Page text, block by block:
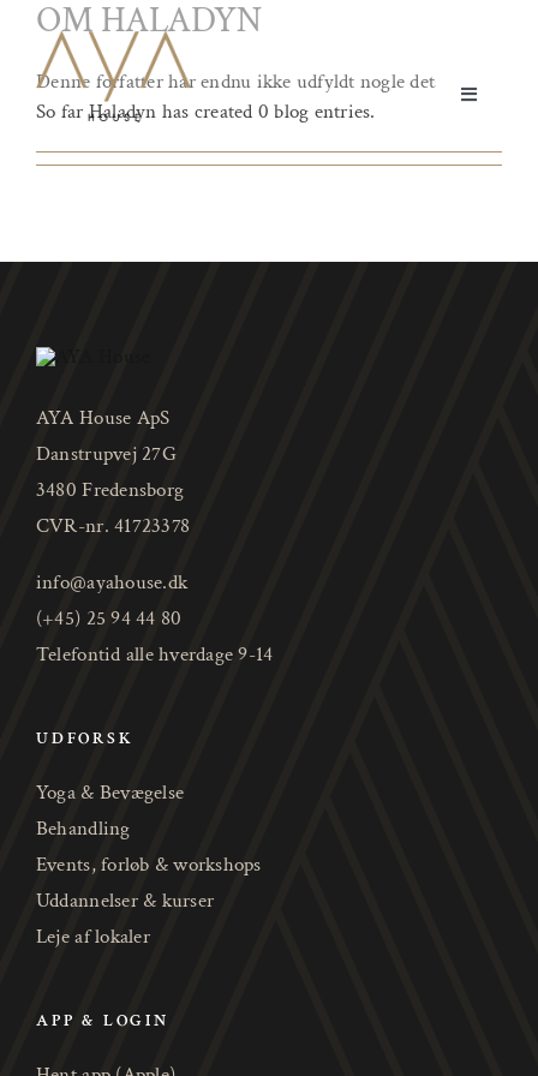
content
Toggle
Yoga & Bevægelse
Events
OMHALADYN
Denne forfatter har endnu ikke udfyldt nogle detaljer.
So far Haladyn has created 0 blog entries.
AYA House ApS
Danstrupvej 27G
3480 Fredensborg
CVR-nr. 41723378
info@ayahouse.dk
(+45) 25 94 44 80
Telefontid alle hverdage 9-14
UDFORSK
Yoga & Bevægelse
Behandling
Events, forløb & workshops
Uddannelser & kurser
Leje af lokaler
APP & LOGIN